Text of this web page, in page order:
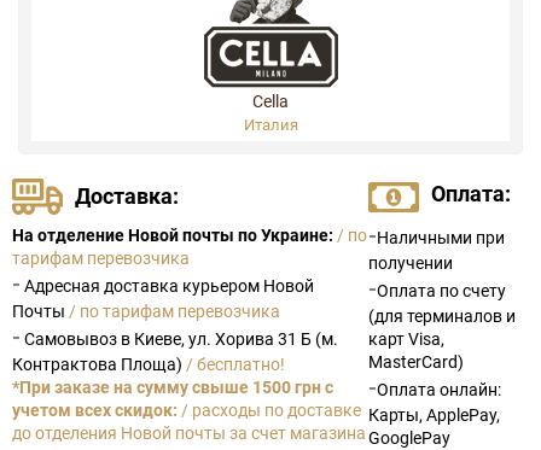
Cella
Италия
Доставка:
На отделение Новой почты по Украине: / по
тарифам перевозчика
- Адресная доставка курьером Новой
Почты / по тарифам перевозчика
- Самовывоз в Киеве, ул. Хорива 31 Б (м.
Контрактова Площа) / бесплатно!
*При заказе на сумму свыше 1500 грн с
учетом всех скидок: / расходы по доставке
до отделения Новой почты за счет магазина
Оплата:
-Наличными при
получении
-Оплата по счету
(для терминалов и
карт Visa,
MasterCard)
-Оплата онлайн:
Карты, ApplePay,
GooglePay